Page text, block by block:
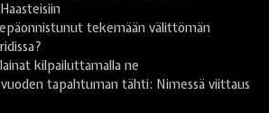
tekemään välittömän
kilpailuttamalla ne
tapahtuman tähti: Nimessä viittaus